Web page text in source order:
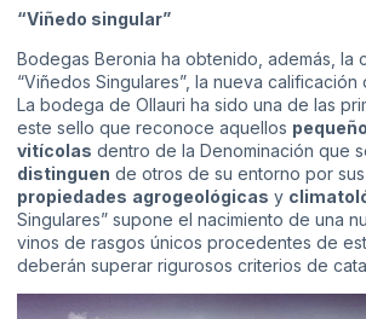
“Viñedo singular”
Bodegas Beronia ha obtenido, además, la
“Viñedos Singulares”, la nueva calificación
La bodega de Ollauri ha sido una de las
este sello que reconoce aquellos
vitícolas dentro de la Denominación que
distinguen de otros de su entorno por sus
propiedades agrogeológicas y
Singulares” supone el nacimiento de una
vinos de rasgos únicos procedentes de
deberán superar rigurosos criterios de